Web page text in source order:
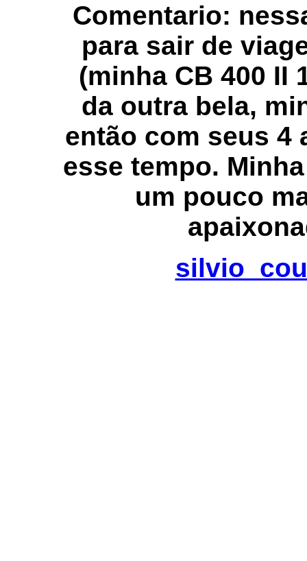
Comentario:
para sair de
(minha CB 400 II
da outra bela,
então com seus 4
esse tempo.
um pouco